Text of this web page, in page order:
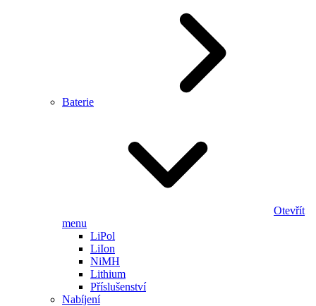
Baterie
Otevřít
menu
LiPol
LiIon
NiMH
Lithium
Příslušenství
Nabíjení